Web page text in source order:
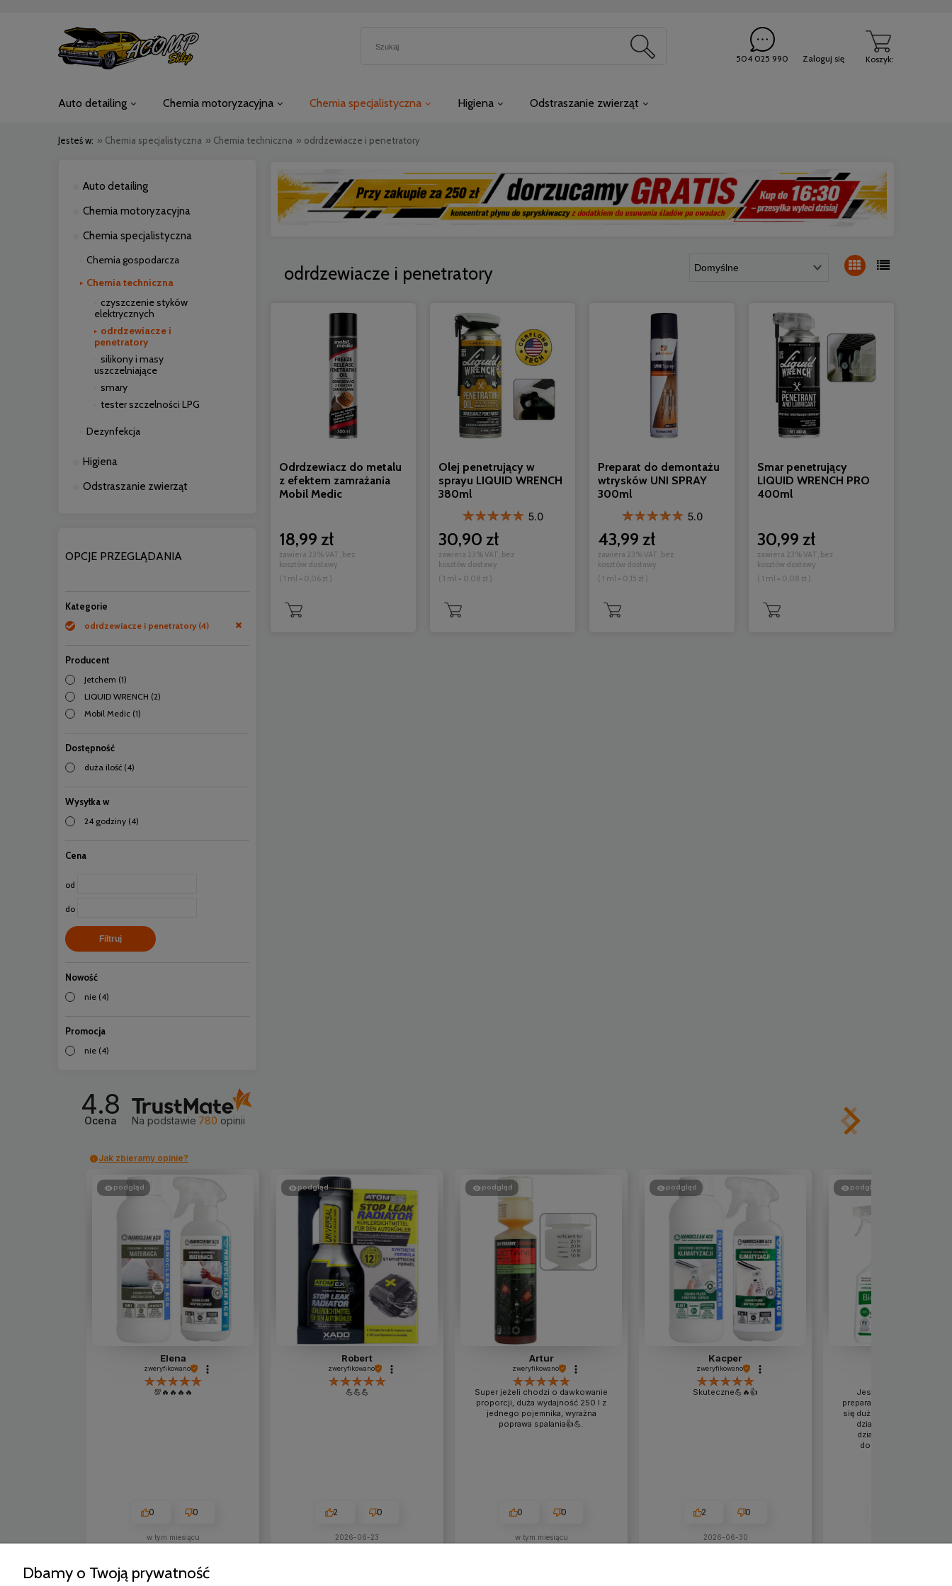
Koszyk:
504 025 990 Zaloguj się
Auto detailing Chemia motoryzacyjna Chemia specjalistyczna Higiena Odstraszanie zwierząt
Jesteś w: » Chemia specjalistyczna » Chemia techniczna » odrdzewiacze i penetratory
Auto detailing
Chemia motoryzacyjna
Chemia specjalistyczna
Chemia gospodarcza
Chemia techniczna
czyszczenie styków
elektrycznych
odrdzewiacze i
penetratory
silikony i masy
uszczelniające
smary
tester szczelności LPG
Dezynfekcja
Higiena
Odstraszanie zwierząt
OPCJE PRZEGLĄDANIA
Kategorie
odrdzewiacze i penetratory (4)
Producent
Jetchem (1)
LIQUID WRENCH (2)
Mobil Medic (1)
Dostępność
duża ilość (4)
Wysyłka w
24 godziny (4)
Cena
od
do
Filtruj
Nowość
nie (4)
Promocja
nie (4)
odrdzewiacze i penetratory
Odrdzewiacz do metalu
z efektem zamrażania
Mobil Medic
18,99 zł
zawiera 23% VAT, bez
kosztów dostawy
( 1 ml = 0,06 zł )
Olej penetrujący w
sprayu LIQUID WRENCH
380ml
5.0
30,90 zł
zawiera 23% VAT, bez
kosztów dostawy
( 1 ml = 0,08 zł )
Preparat do demontażu
wtrysków UNI SPRAY
300ml
5.0
43,99 zł
zawiera 23% VAT, bez
kosztów dostawy
( 1 ml = 0,15 zł )
Smar penetrujący
LIQUID WRENCH PRO
400ml
30,99 zł
zawiera 23% VAT, bez
kosztów dostawy
( 1 ml = 0,08 zł )
4.8
Ocena Na podstawie 780 opinii
Jak zbieramy opinie?
podgląd
Elena
zweryfikowano
💯🔥🔥🔥🔥
0 0
w tym miesiącu
podgląd
Robert
zweryfikowano
💪💪💪
2 0
2026-06-23
podgląd
Artur
zweryfikowano
Super jeżeli chodzi o dawkowanie
proporcji, duża wydajność 250 l z
jednego pojemnika, wyrażna
poprawa spalania👍️💪.
0 0
w tym miesiącu
podgląd
Kacper
zweryfikowano
Skuteczne💪🔥👍️
2 0
2026-06-30
podgląd
Jestem zadowolony z
preparatu odgrzybiającego;
się dużo lepszy pod kątem
działania i
działaniu niż inne
dostępne w
Dbamy o Twoją prywatność